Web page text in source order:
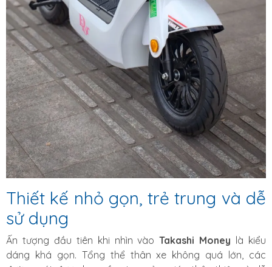
Thiết kế nhỏ gọn, trẻ trung và dễ
sử dụng
Ấn tượng đầu tiên khi nhìn vàoTakashi Money là kiểu
dáng khá gọn. Tổng thể thân xe không quá lớn, các